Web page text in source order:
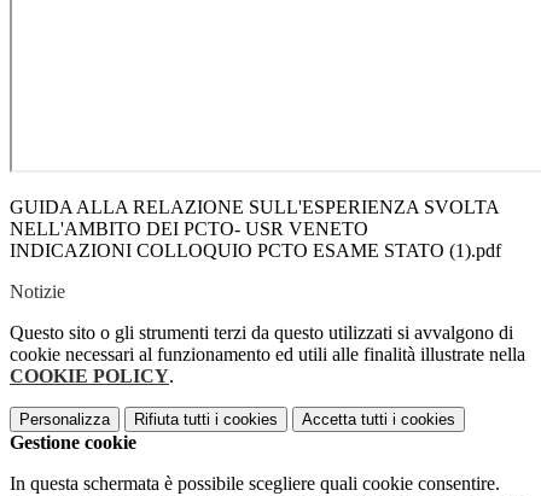
GUIDA ALLA RELAZIONE SULL'ESPERIENZA SVOLTA
NELL'AMBITO DEI PCTO- USR VENETO
INDICAZIONI COLLOQUIO PCTO ESAME STATO (1).pdf
Notizie
Questo sito o gli strumenti terzi da questo utilizzati si avvalgono di
cookie necessari al funzionamento ed utili alle finalità illustrate nella
COOKIE POLICY.
Personalizza Rifiuta tutti i cookies Accetta tutti i cookies
Gestione cookie
In questa schermata è possibile scegliere quali cookie consentire.